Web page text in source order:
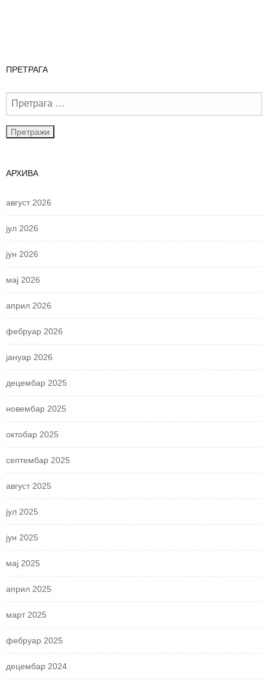
ПРЕТРАГА
АРХИВА
август 2026
јул 2026
јун 2026
мај 2026
април 2026
фебруар 2026
јануар 2026
децембар 2025
новембар 2025
октобар 2025
септембар 2025
август 2025
јул 2025
јун 2025
мај 2025
април 2025
март 2025
фебруар 2025
децембар 2024